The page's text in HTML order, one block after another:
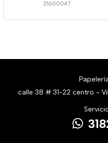
21600047
calle 38 # 31-22 centro -